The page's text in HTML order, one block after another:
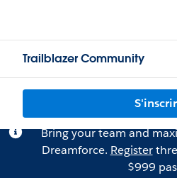
Trailblazer Community
Bring your team and
Dreamforce. Register
$999